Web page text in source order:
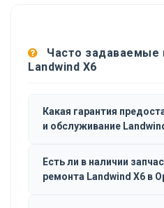
Часто задаваемые
Landwind X6
Какая гарантия
и обслуживание
Есть ли в наличии
ремонта Landwind X6 в